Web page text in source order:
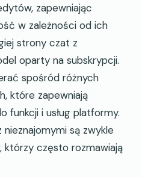
zapewniając
w zależności od ich
strony czat z
oparty na subskrypcji.
spośród różnych
które zapewniają
funkcji i usług platformy.
są zwykle
którzy często rozmawiają